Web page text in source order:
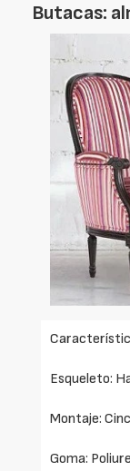
Butacas:
Esqueleto:
Montaje:
Goma: